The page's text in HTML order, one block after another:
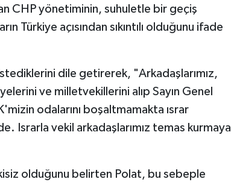
CHP yönetiminin, suhuletle bir geçiş
Türkiye açısından sıkıntılı olduğunu ifade
dile getirerek, "Arkadaşlarımız,
ve milletvekillerini alıp Sayın Genel
odalarını boşaltmamakta ısrar
Israrla vekil arkadaşlarımız temas kurmaya
olduğunu belirten Polat, bu sebeple